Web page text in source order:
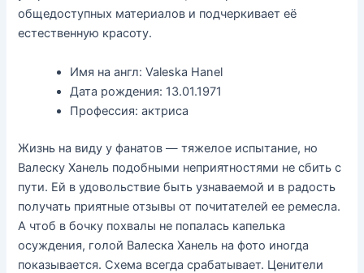
общедоступных материалов и подчеркивает её
естественную красоту.
Имя на англ: Valeska Hanel
Дата рождения: 13.01.1971
Профессия: актриса
Жизнь на виду у фанатов — тяжелое испытание, но
Валеску Ханель подобными неприятностями не сбить с
пути. Ей в удовольствие быть узнаваемой и в радость
получать приятные отзывы от почитателей ее ремесла.
А чтоб в бочку похвалы не попалась капелька
осуждения, голой Валеска Ханель на фото иногда
показывается. Схема всегда срабатывает. Ценители